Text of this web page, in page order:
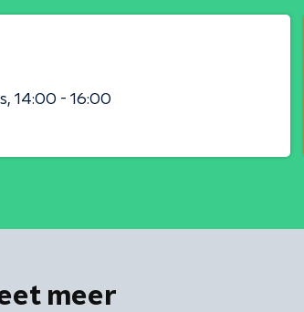
14:00 - 16:00
meer